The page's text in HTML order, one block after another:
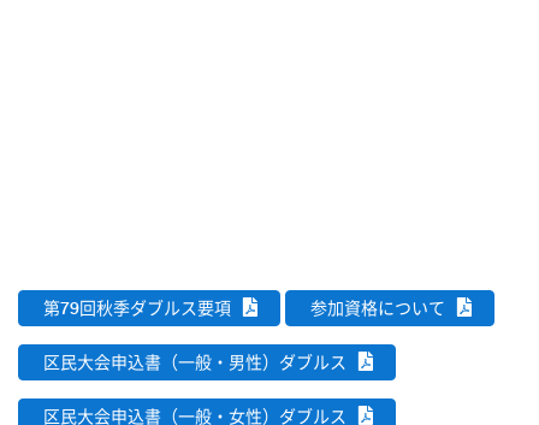
第79回秋季ダブルス要項 参加資格について
区民大会申込書（一般・男性）ダブルス
区民大会申込書（一般・女性）ダブルス